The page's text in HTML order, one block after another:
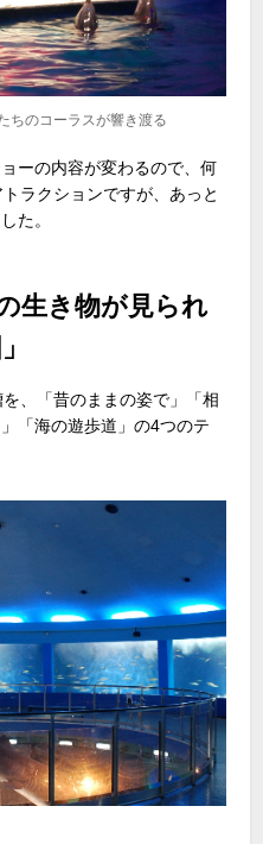
ちのコーラスが響き渡る
ーの内容が変わるので、何
ラクションですが、あっと
た。
生き物が見られ
、「昔のままの姿で」「相
「海の遊歩道」の4つのテ